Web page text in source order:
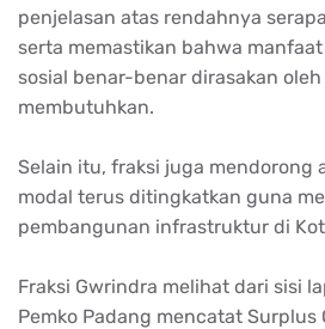
penjelasan atas rendahnya
serta memastikan bahwa
sosial benar-benar dirasakan
membutuhkan.
Selain itu, fraksi juga mendorong
modal terus ditingkatkan guna
pembangunan infrastruktur di
Fraksi Gwrindra melihat dari sisi
Pemko Padang mencatat Surplus